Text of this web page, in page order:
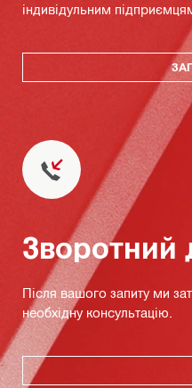
індивідульним
Зворотний
Після вашого запиту ми
необхідну консультацію.